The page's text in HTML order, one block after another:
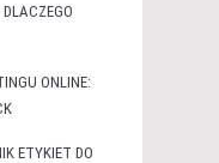
ONLINE:
ETYKIET DO